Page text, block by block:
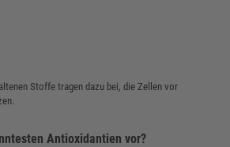
Stoffe tragen dazu bei, die Zellen vor
Antioxidantien vor?